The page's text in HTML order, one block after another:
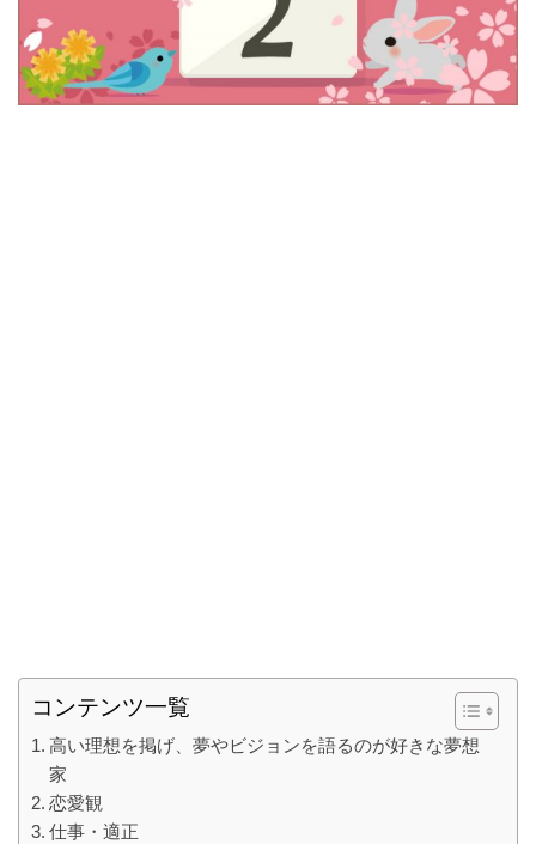
コンテンツ一覧
高い理想を掲げ、夢やビジョンを語るのが好きな夢想
家
恋愛観
仕事・適正